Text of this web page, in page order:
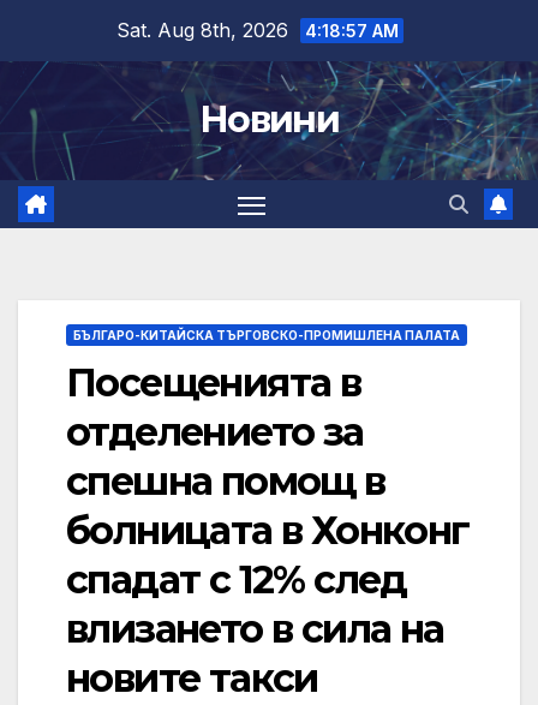
content
Sat. Aug 8th, 2026 4:18:58 AM
Новини
БЪЛГАРО-КИТАЙСКА ТЪРГОВСКО-ПРОМИШЛЕНА ПАЛАТА
Посещенията в
отделението за
спешна помощ в
болницата в Хонконг
спадат с 12% след
влизането в сила на
новите такси